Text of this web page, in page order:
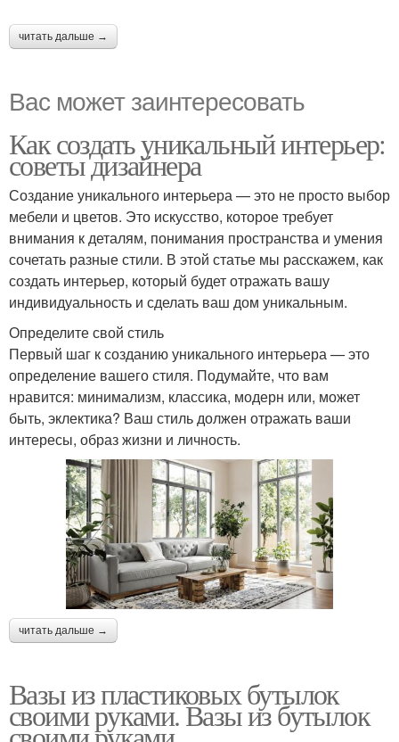
читать дальше →
Вас может заинтересовать
Как создать уникальный интерьер:
советы дизайнера
Создание уникального интерьера — это не просто выбор
мебели и цветов. Это искусство, которое требует
внимания к деталям, понимания пространства и умения
сочетать разные стили. В этой статье мы расскажем, как
создать интерьер, который будет отражать вашу
индивидуальность и сделать ваш дом уникальным.
Определите свой стиль
Первый шаг к созданию уникального интерьера — это
определение вашего стиля. Подумайте, что вам
нравится: минимализм, классика, модерн или, может
быть, эклектика? Ваш стиль должен отражать ваши
интересы, образ жизни и личность.
читать дальше →
Вазы из пластиковых бутылок
своими руками. Вазы из бутылок